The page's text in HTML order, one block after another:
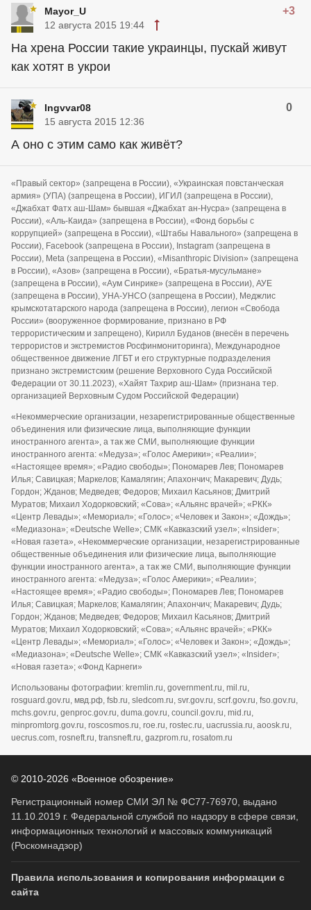
Mayor_U +3
12 августа 2015 19:44
На хрена России такие украинцы, пускай живут
как хотят в укрои
Ingvvar08 0
15 августа 2015 12:36
А оно с этим само как живёт?
«Правый сектор» (запрещена в России), «Украинская повстанческая
армия» (УПА) (запрещена в России), ИГИЛ (запрещена в России),
«Джабхат Фатх аш-Шам» бывшая «Джабхат ан-Нусра» (запрещена в
России), «Аль-Каида» (запрещена в России), «Фонд борьбы с
коррупцией» (запрещена в России), «Штабы Навального» (запрещена в
России), Facebook (запрещена в России), Instagram (запрещена в
России), Meta (запрещена в России), «Misanthropic Division» (запрещена
в России), «Азов» (запрещена в России), «Братья-мусульмане»
(запрещена в России), «Аум Синрике» (запрещена в России), АУЕ
(запрещена в России), УНА-УНСО (запрещена в России), Меджлис
крымскотатарского народа (запрещена в России), легион «Свобода
России» (вооруженное формирование, признано в РФ
террористическим и запрещено), Кирилл Буданов (внесён в перечень
террористов и экстремистов Росфинмониторинга), Международное
общественное движение ЛГБТ и его структурные подразделения
признано экстремистским (решение Верховного Суда Российской
Федерации от 30.11.2023), «Хайят Тахрир аш-Шам» (признана тер.
организацией Верховным Судом Российской Федерации)
«Некоммерческие организации, незарегистрированные общественные
объединения или физические лица, выполняющие функции
иностранного агента», а так же СМИ, выполняющие функции
иностранного агента: «Медуза»; «Голос Америки»; «Реалии»;
«Настоящее время»; «Радио свободы»; Пономарев Лев; Пономарев
Илья; Савицкая; Маркелов; Камалягин; Апахончич; Макаревич; Дудь;
Гордон; Жданов; Медведев; Федоров; Михаил Касьянов; Дмитрий
Муратов; Михаил Ходорковский; «Сова»; «Альянс врачей»; «РКК»
«Центр Левады»; «Мемориал»; «Голос»; «Человек и Закон»; «Дождь»;
«Медиазона»; «Deutsche Welle»; СМК «Кавказский узел»; «Insider»;
«Новая газета», «Некоммерческие организации, незарегистрированные
общественные объединения или физические лица, выполняющие
функции иностранного агента», а так же СМИ, выполняющие функции
иностранного агента: «Медуза»; «Голос Америки»; «Реалии»;
«Настоящее время»; «Радио свободы»; Пономарев Лев; Пономарев
Илья; Савицкая; Маркелов; Камалягин; Апахончич; Макаревич; Дудь;
Гордон; Жданов; Медведев; Федоров; Михаил Касьянов; Дмитрий
Муратов; Михаил Ходорковский; «Сова»; «Альянс врачей»; «РКК»
«Центр Левады»; «Мемориал»; «Голос»; «Человек и Закон»; «Дождь»;
«Медиазона»; «Deutsche Welle»; СМК «Кавказский узел»; «Insider»;
«Новая газета»; «Фонд Карнеги»
Использованы фотографии: kremlin.ru, government.ru, mil.ru,
rosguard.gov.ru, мвд.рф, fsb.ru, sledcom.ru, svr.gov.ru, scrf.gov.ru, fso.gov.ru,
mchs.gov.ru, genproc.gov.ru, duma.gov.ru, council.gov.ru, mid.ru,
minpromtorg.gov.ru, roscosmos.ru, roe.ru, rostec.ru, uacrussia.ru, aoosk.ru,
uecrus.com, rosneft.ru, transneft.ru, gazprom.ru, rosatom.ru
© 2010-2026 «Военное обозрение»
Регистрационный номер СМИ ЭЛ № ФС77-76970, выдано
11.10.2019 г. Федеральной службой по надзору в сфере связи,
информационных технологий и массовых коммуникаций
(Роскомнадзор)
Правила использования и копирования информации с
сайта